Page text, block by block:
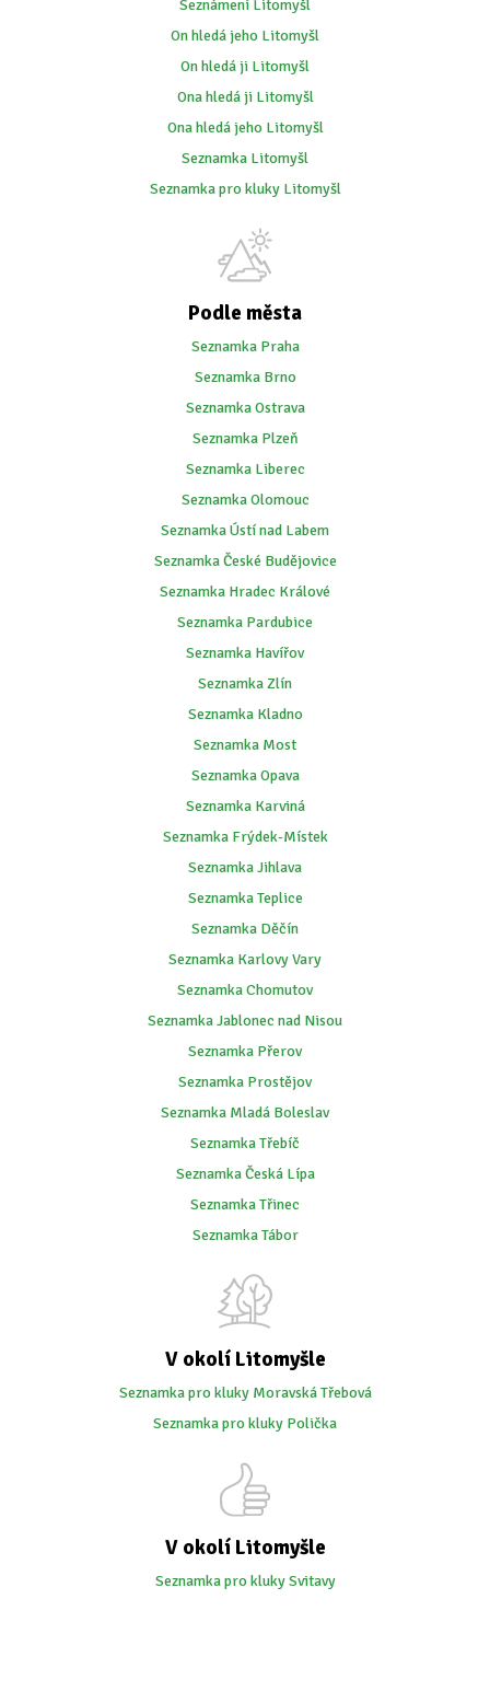
Seznámení Litomyšl
On hledá jeho Litomyšl
On hledá ji Litomyšl
Ona hledá ji Litomyšl
Ona hledá jeho Litomyšl
Seznamka Litomyšl
Seznamka pro kluky Litomyšl
Podle města
Seznamka Praha
Seznamka Brno
Seznamka Ostrava
Seznamka Plzeň
Seznamka Liberec
Seznamka Olomouc
Seznamka Ústí nad Labem
Seznamka České Budějovice
Seznamka Hradec Králové
Seznamka Pardubice
Seznamka Havířov
Seznamka Zlín
Seznamka Kladno
Seznamka Most
Seznamka Opava
Seznamka Karviná
Seznamka Frýdek-Místek
Seznamka Jihlava
Seznamka Teplice
Seznamka Děčín
Seznamka Karlovy Vary
Seznamka Chomutov
Seznamka Jablonec nad Nisou
Seznamka Přerov
Seznamka Prostějov
Seznamka Mladá Boleslav
Seznamka Třebíč
Seznamka Česká Lípa
Seznamka Třinec
Seznamka Tábor
V okolí Litomyšle
Seznamka pro kluky Moravská Třebová
Seznamka pro kluky Polička
V okolí Litomyšle
Seznamka pro kluky Svitavy